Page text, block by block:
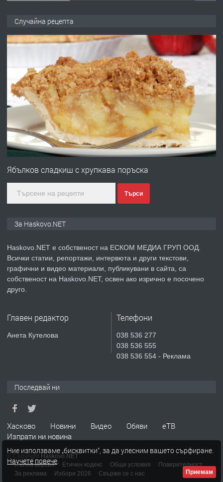
преди 18 часа
ПРЕДЛАГА Под НАЕМ двустаен Орфей
преди 3 дни
ПРЕДЛАГА
Нов апартамент на ул. Липа до
преди 5 дни
ПРЕДЛАГА
НАПЪЛНО ОБЗАВЕДЕН И
Давам гараж под наем
ремонт в Хасково-център без
посредник 0889537426
преди 1 час
Случайна рецепта
Ябълков сладкиш с хрупкава поръска
Търси
За Haskovo.NET
Haskovo.NET е собственост на ЕСКОМ МЕДИА ГРУП ООД.
Всички статии, репортажи, интервюта и други текстови,
графични и видео материали, публикувани в сайта, са
собственост на Haskovo.NET, освен ако изрично е посочено
друго.
Главен редактор
Анета Кутелова
Телефони
038 536 277
038 536 555
038 536 554 - Реклама
Последвай ни
Хасково Новини Видео Обяви
еТВ
Изпрати ни новина
© Copyright Haskovo.NET
Пълна версия
Етичен кодекс Общи условия
Поверителност
За реклама
Избори 2026 Свържи се с нас
Ние използваме „бисквитки“, за да улесним вашето сърфиране.
Научете повече.
Приемам